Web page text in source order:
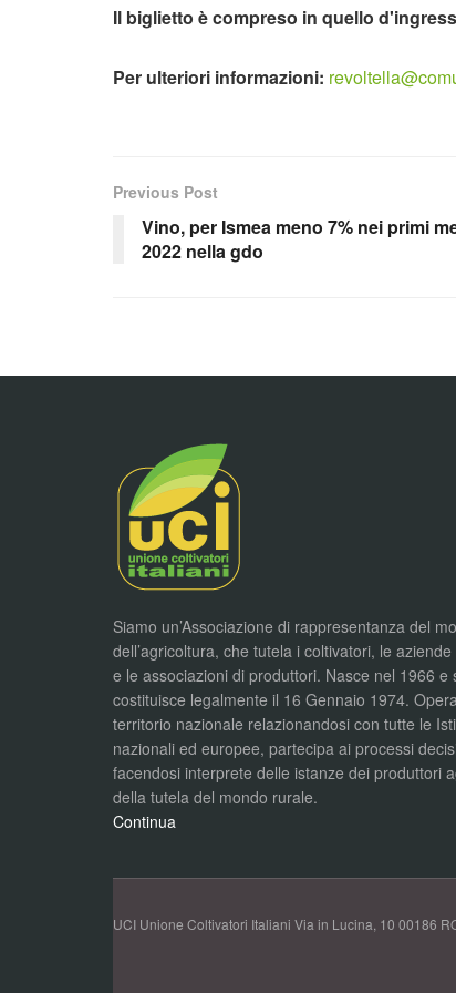
Il biglietto è compreso in quello
Per ulteriori informazioni:
Previous Post
Vino, per Ismea meno 7% nei primi
2022 nella gdo
Siamo un’Associazione di rappresentanza del
dell’agricoltura, che tutela i coltivatori, le
e le associazioni di produttori. Nasce nel 1966 e
costituisce legalmente il 16 Gennaio 1974.
territorio nazionale relazionandosi con tutte le
nazionali ed europee, partecipa ai processi
facendosi interprete delle istanze dei produttori
della tutela del mondo rurale.
Continua
UCI Unione Coltivatori Italiani Via in Lucina, 10 00186